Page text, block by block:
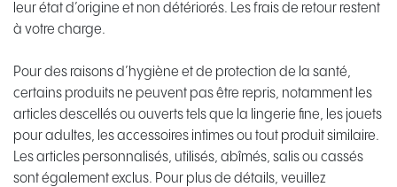
leur état d’origine et non détériorés. Les frais de retour restent
à votre charge.
Pour des raisons d’hygiène et de protection de la santé,
certains produits ne peuvent pas être repris, notamment les
articles descellés ou ouverts tels que la lingerie fine, les jouets
pour adultes, les accessoires intimes ou tout produit similaire.
Les articles personnalisés, utilisés, abîmés, salis ou cassés
sont également exclus. Pour plus de détails, veuillez